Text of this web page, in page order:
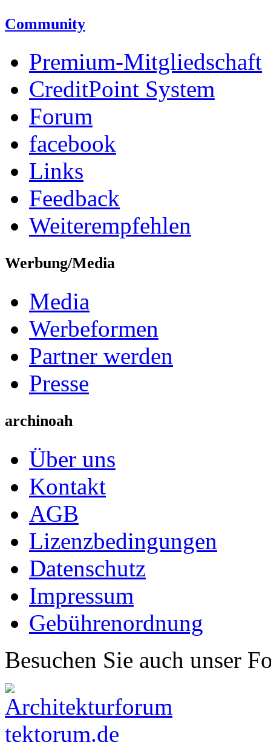
Community
Premium-Mitgliedschaft
CreditPoint System
Forum
facebook
Links
Feedback
Weiterempfehlen
Werbung/Media
Media
Werbeformen
Partner werden
Presse
archinoah
Über uns
Kontakt
AGB
Lizenzbedingungen
Datenschutz
Impressum
Gebührenordnung
Besuchen Sie auch unser